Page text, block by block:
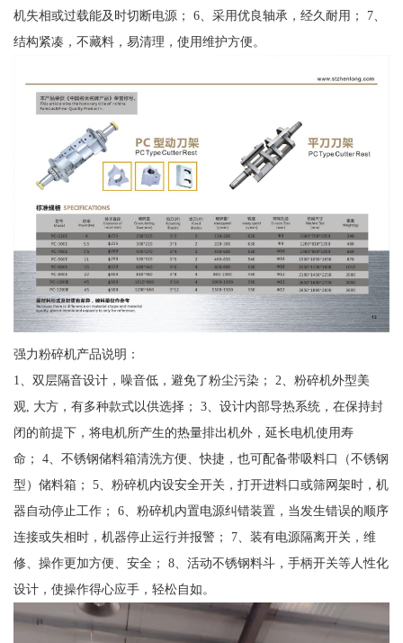
机失相或过载能及时切断电源； 6、采用优良轴承，经久耐用； 7、
结构紧凑，不藏料，易清理，使用维护方便。
强力粉碎机产品说明：
1、双层隔音设计，噪音低，避免了粉尘污染； 2、粉碎机外型美
观, 大方，有多种款式以供选择； 3、设计内部导热系统，在保持封
闭的前提下，将电机所产生的热量排出机外，延长电机使用寿
命； 4、不锈钢储料箱清洗方便、快捷，也可配备带吸料口（不锈钢
型）储料箱； 5、粉碎机内设安全开关，打开进料口或筛网架时，机
器自动停止工作； 6、粉碎机内置电源纠错装置，当发生错误的顺序
连接或失相时，机器停止运行并报警； 7、装有电源隔离开关，维
修、操作更加方便、安全； 8、活动不锈钢料斗，手柄开关等人性化
设计，使操作得心应手，轻松自如。